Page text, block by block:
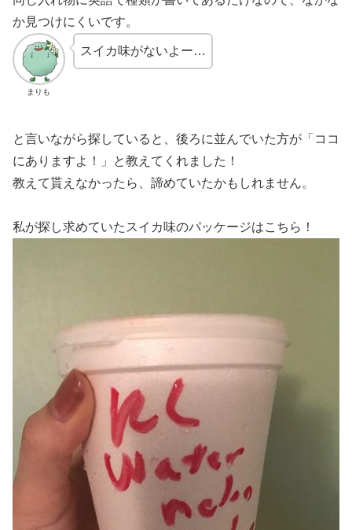
か見つけにくいです。
まりも
スイカ味がないよー…
と言いながら探していると、後ろに並んでいた方が「ココ
にありますよ！」と教えてくれました！
教えて貰えなかったら、諦めていたかもしれません。
私が探し求めていたスイカ味のパッケージはこちら！